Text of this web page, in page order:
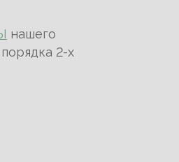
нашего
2-х